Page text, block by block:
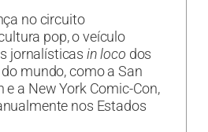
no circuito
pop, o veículo
jornalísticas in loco dos
mundo, como a San
e a New York Comic-Con,
nos Estados